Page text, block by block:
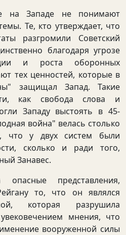
на Западе не понимают
Те, кто утверждает, что
разгромили Советский
благодаря угрозе
и роста оборонных
тех ценностей, которые в
защищал Запад. Такие
как свобода слова и
Западу выстоять в 45-
война" велась столько
что у двух систем были
сколько и ради того,
Занавес.
представления,
то, что он являлся
которая разрушила
мнения, что
вооруженной силы